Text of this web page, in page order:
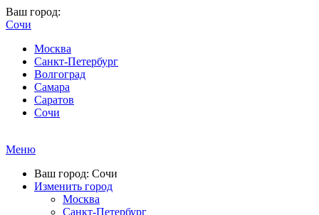
Ваш город:
Сочи
Москва
Санкт-Петербург
Волгоград
Самара
Саратов
Сочи
Меню
Ваш город: Сочи
Изменить город
Москва
Санкт-Петербург